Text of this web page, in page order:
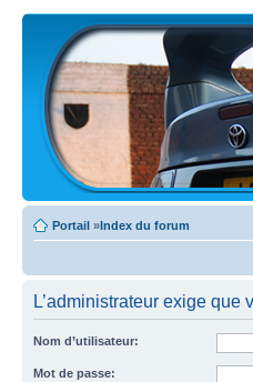
Portail »Index du forum
L’administrateur exige
Nom d’utilisateur:
Mot de passe: